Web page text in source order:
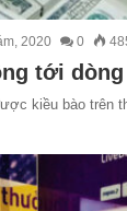
2020 0
tới
kiều bào trên